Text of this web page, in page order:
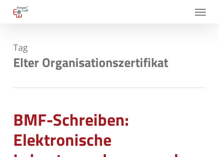
Skip
content
Menu
Tag
Elter Organisationszertifikat
BMF-Schreiben:
Elektronische